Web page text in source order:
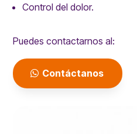
Control del dolor.
Puedes contactarnos al:
Contáctanos